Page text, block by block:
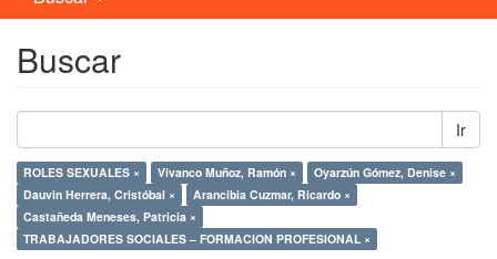
Buscar
Ir
ROLES SEXUALES × Vivanco Muñoz, Ramón ×
Oyarzún Gómez, Denise ×
Dauvin Herrera, Cristóbal ×
Arancibia Cuzmar, Ricardo ×
Castañeda Meneses, Patricia ×
TRABAJADORES SOCIALES – FORMACION PROFESIONAL ×